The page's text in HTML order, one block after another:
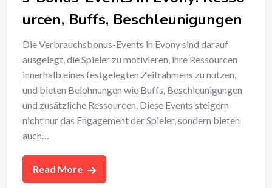
urcen, Buffs, Beschleunigungen
Die Verbrauchsbonus-Events in Evony sind darauf
ausgelegt, die Spieler zu motivieren, ihre Ressourcen
innerhalb eines festgelegten Zeitrahmens zu nutzen,
und bieten Belohnungen wie Buffs, Beschleunigungen
und zusätzliche Ressourcen. Diese Events steigern
nicht nur das Engagement der Spieler, sondern bieten
auch…
Read More